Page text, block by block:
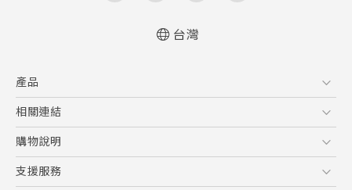
台灣
產品
5G
智慧型手機
配件
相關連結
HTC Research
購物說明
購物須知
支援服務